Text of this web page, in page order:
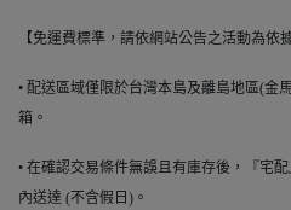
【免運費標準，請依網站公告之活動為依據
• 配送區域僅限於台灣本島及離島地區(金
箱。
• 在確認交易條件無誤且有庫存後，『宅
內送達 (不含假日)。